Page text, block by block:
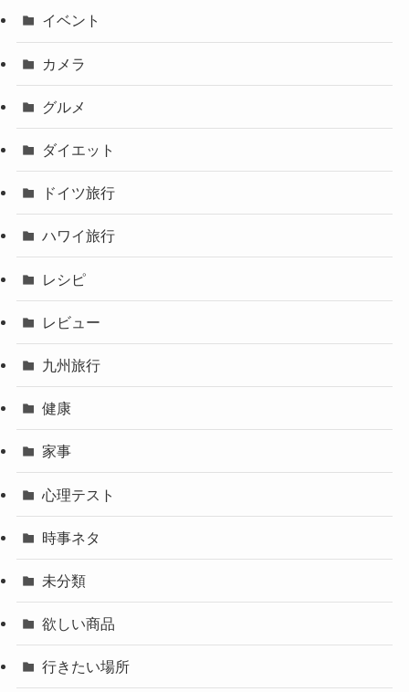
イベント
カメラ
グルメ
ダイエット
ドイツ旅行
ハワイ旅行
レシピ
レビュー
九州旅行
健康
家事
心理テスト
時事ネタ
未分類
欲しい商品
行きたい場所